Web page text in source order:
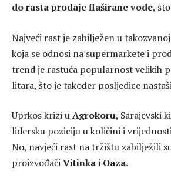
do rasta prodaje flaširane vode,
Najveći rast je zabilježen u
koja se odnosi na supermarkete i
trend je rastuća popularnost velikih
litara, što je također posljedice
Uprkos krizi uAgrokoru, Sarajevski
lidersku poziciju u količini i
No, navjeći rast na tržištu zabilježili
proizvođačiVitinkai Oaza.